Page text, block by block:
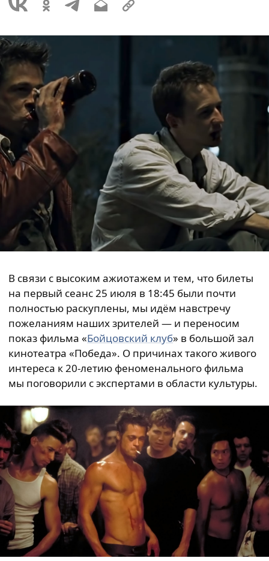
В связи с высоким ажиотажем и тем, что билеты
на первый сеанс 25 июля в 18:45 были почти
полностью раскуплены, мы идём навстречу
пожеланиям наших зрителей — и переносим
показ фильма «Бойцовский клуб» в большой зал
кинотеатра «Победа». О причинах такого живого
интереса к 20-летию феноменального фильма
мы поговорили с экспертами в области культуры.